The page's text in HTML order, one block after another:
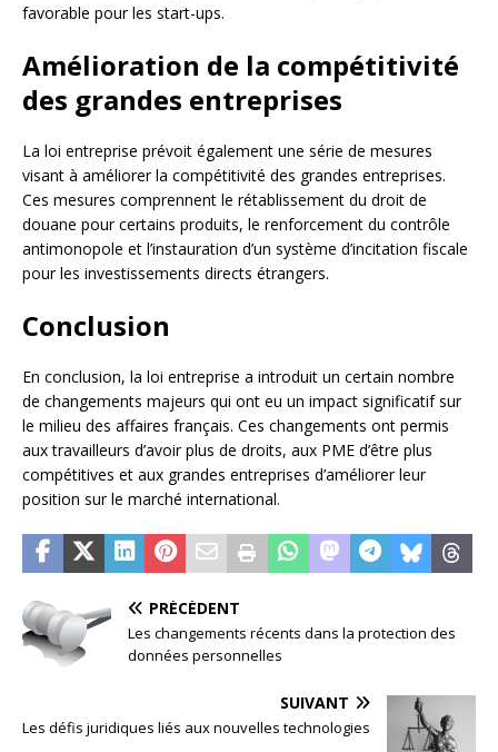
favorable pour les start-ups.
Amélioration de la compétitivité
des grandes entreprises
La loi entreprise prévoit également une série de mesures
visant à améliorer la compétitivité des grandes entreprises.
Ces mesures comprennent le rétablissement du droit de
douane pour certains produits, le renforcement du contrôle
antimonopole et l’instauration d’un système d’incitation fiscale
pour les investissements directs étrangers.
Conclusion
En conclusion, la loi entreprise a introduit un certain nombre
de changements majeurs qui ont eu un impact significatif sur
le milieu des affaires français. Ces changements ont permis
aux travailleurs d’avoir plus de droits, aux PME d’être plus
compétitives et aux grandes entreprises d’améliorer leur
position sur le marché international.
PRÉCÉDENT
Les changements récents dans la protection des
données personnelles
SUIVANT
Les défis juridiques liés aux nouvelles technologies